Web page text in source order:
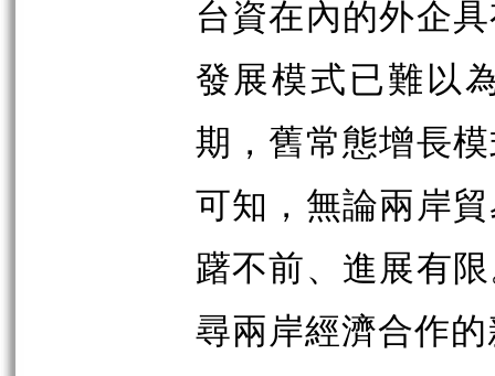
台資在內的外企
發展模式已難以
期，舊常態增長
可知，無論兩岸
躇不前、進展有
尋兩岸經濟合作